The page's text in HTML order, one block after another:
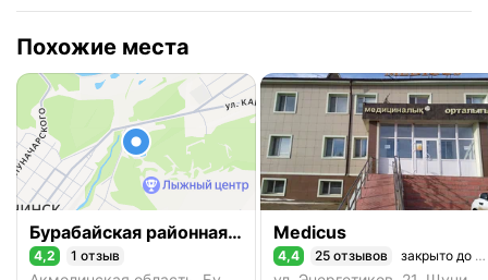
Похожие места
Бурабайская районная больница, инфекционное отделение
Рейтинг 4,2 из 5
4,2 1 отзыв
Medicus
Рейтинг 4,4 из 5
4,4 25 отзывов закрыто до 09:00